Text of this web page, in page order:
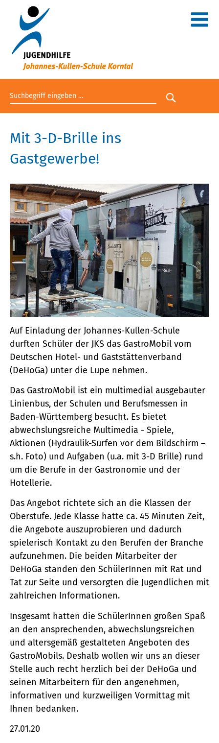
Suchbegriff eingeben
Suche
Mit 3-D-Brille ins
Gastgewerbe!
Auf Einladung der Johannes-Kullen-Schule
durften Schüler der JKS das GastroMobil vom
Deutschen Hotel- und Gaststättenverband
(DeHoGa) unter die Lupe nehmen.
Das GastroMobil ist ein multimedial ausgebauter
Linienbus, der Schulen und Berufsmessen in
Baden-Württemberg besucht. Es bietet
abwechslungsreiche Multimedia - Spiele,
Aktionen (Hydraulik-Surfen vor dem Bildschirm –
s.h. Foto) und Aufgaben (u.a. mit 3-D Brille) rund
um die Berufe in der Gastronomie und der
Hotellerie.
Das Angebot richtete sich an die Klassen der
Oberstufe. Jede Klasse hatte ca. 45 Minuten Zeit,
die Angebote auszuprobieren und dadurch
spielerisch Kontakt zu den Berufen der Branche
aufzunehmen. Die beiden Mitarbeiter der
DeHoGa standen den SchülerInnen mit Rat und
Tat zur Seite und versorgten die Jugendlichen mit
zahlreichen Informationen.
Insgesamt hatten die SchülerInnen großen Spaß
an den ansprechenden, abwechslungsreichen
und altersgemäß gestalteten Angeboten des
GastroMobils. Deshalb wollen wir uns an dieser
Stelle auch recht herzlich bei der DeHoGa und
seinen Mitarbeitern für den angenehmen,
informativen und kurzweiligen Vormittag mit
Ihnen bedanken.
27.01.20